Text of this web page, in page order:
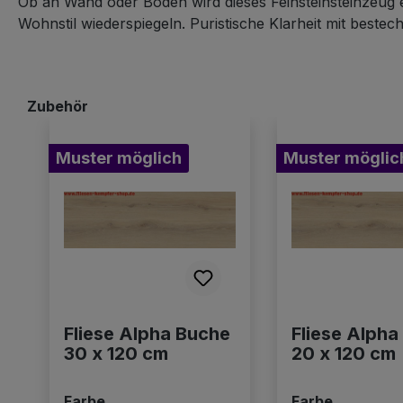
Wohnstil wiederspiegeln. Puristische Klarheit mit
Zubehör
Muster möglich
Fliese Alpha Buche
30 x 120 cm
Muster
Fliese Alpha
20 x 120 cm